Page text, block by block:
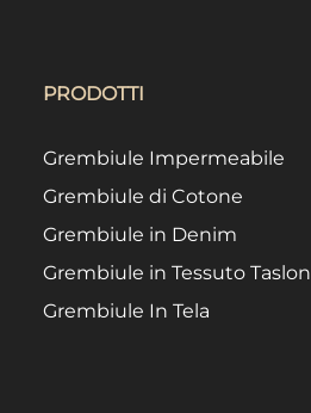
PRODOTTI
Grembiule Impermeabile
Grembiule di Cotone
Grembiule in Denim
Grembiule in Tessuto Taslon
Grembiule In Tela